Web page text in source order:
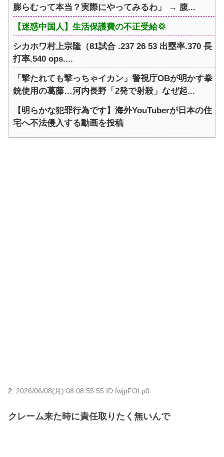
膨らむって本当？実際にやってみるわ」 → 腹...
【迷惑中国人】生活保護費の不正受給💢
シカホワ村上宗隆（81試合 .237 26 53 出塁率.370 長
打率.540 ops....
「撃たれても撃っちゃイカン」警視庁OBが明かす拳
銃使用の葛藤…河内長野「2発で射殺」なぜ起...
【明らかな犯罪行為です】海外YouTuberが日本の住
宅へ不法侵入する動画を投稿
2: 2026/06/08(月) 08:08:55.55 ID:fwjpFOLp0
クレーム来た時に責任取りたく無いんで